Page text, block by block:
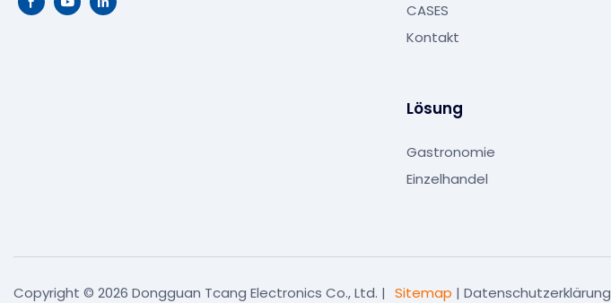
CASES
Kontakt
Lösung
Gastronomie
Einzelhandel
Copyright © 2026 Dongguan Tcang Electronics Co., Ltd. | Sitemap | Datenschutzerklärung